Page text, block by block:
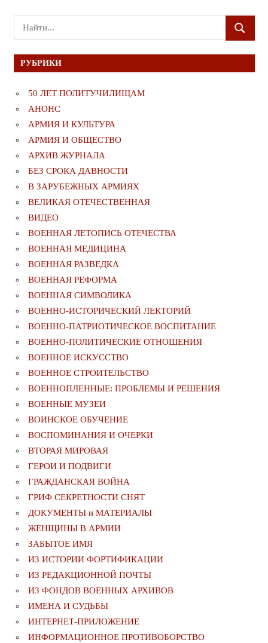
Поиск
для:
ПОИСК
РУБРИКИ
50 ЛЕТ ПОЛИТУЧИЛИЩАМ
АНОНС
АРМИЯ И КУЛЬТУРА
АРМИЯ И ОБЩЕСТВО
АРХИВ ЖУРНАЛА
БЕЗ СРОКА ДАВНОСТИ
В ЗАРУБЕЖНЫХ АРМИЯХ
ВЕЛИКАЯ ОТЕЧЕСТВЕННАЯ
ВИДЕО
ВОЕННАЯ ЛЕТОПИСЬ ОТЕЧЕСТВА
ВОЕННАЯ МЕДИЦИНА
ВОЕННАЯ РАЗВЕДКА
ВОЕННАЯ РЕФОРМА
ВОЕННАЯ СИМВОЛИКА
ВОЕННО-ИСТОРИЧЕСКИЙ ЛЕКТОРИЙ
ВОЕННО-ПАТРИОТИЧЕСКОЕ ВОСПИТАНИЕ
ВОЕННО-ПОЛИТИЧЕСКИE ОТНОШЕНИЯ
ВОЕННОЕ ИСКУССТВО
ВОЕННОЕ СТРОИТЕЛЬСТВО
ВОЕННОПЛЕННЫЕ: ПРОБЛЕМЫ И РЕШЕНИЯ
ВОЕННЫЕ МУЗЕИ
ВОИНСКОЕ ОБУЧЕНИЕ
ВОСПОМИНАНИЯ И ОЧЕРКИ
ВТОРАЯ МИРОВАЯ
ГЕРОИ И ПОДВИГИ
ГРАЖДАНСКАЯ ВОЙНА
ГРИФ СЕКРЕТНОСТИ СНЯТ
ДОКУМЕНТЫ и МАТЕРИАЛЫ
ЖЕНЩИНЫ В АРМИИ
ЗАБЫТОЕ ИМЯ
ИЗ ИСТОРИИ ФОРТИФИКАЦИИ
ИЗ РЕДАКЦИОННОЙ ПОЧТЫ
ИЗ ФОНДОВ ВОЕННЫХ АРХИВОВ
ИМЕНА И СУДЬБЫ
ИНТЕРНЕТ-ПРИЛОЖЕНИЕ
ИНФОРМАЦИОННОЕ ПРОТИВОБОРСТВО